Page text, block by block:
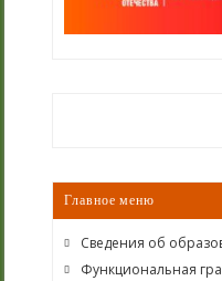
Главное меню
Сведения об
Функциональная